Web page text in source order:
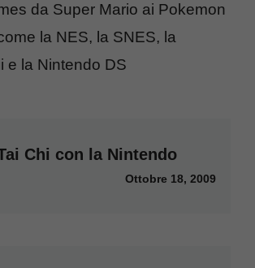
da Super Mario ai Pokemon
la NES, la SNES, la
e la Nintendo DS
Chi con la Nintendo
Ottobre 18, 2009